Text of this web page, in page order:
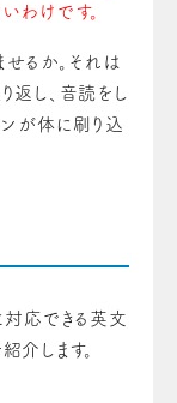
わけです。
るか。それは
し、音読をし
ンが体に刷り込
応できる英文
します。